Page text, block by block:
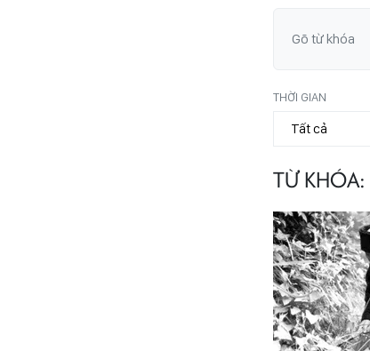
THỜI GIAN
TỪ KHÓA: